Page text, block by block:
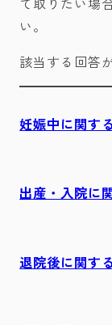
い。
該当する回答
妊娠中に関す
出産・入院に
退院後に関す